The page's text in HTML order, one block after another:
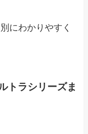
にわかりやすく
トラシリーズま